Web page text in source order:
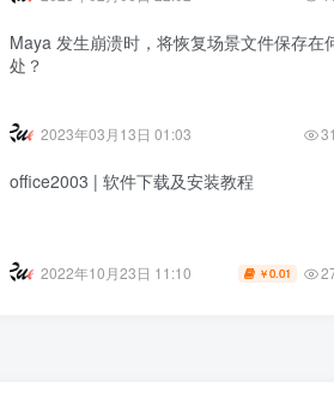
Maya 发生崩溃时，将恢复场景文件保存在
处？
2023年03月13日 01:03
office2003 | 软件下载及安装教程
2022年10月23日 11:10 ￥0.01